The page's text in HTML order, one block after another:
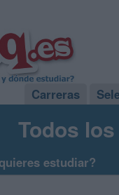
Carreras
Todos
estudiar?